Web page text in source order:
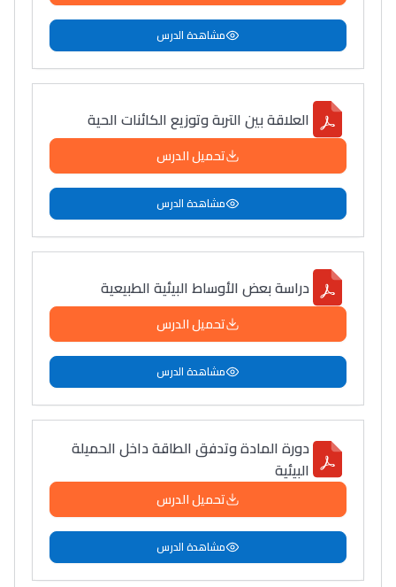
مشاهدة الدرس
العلاقة بين التربة وتوزيع الكائنات الحية
تحميل الدرس
مشاهدة الدرس
دراسة بعض الأوساط البيئية الطبيعية
تحميل الدرس
مشاهدة الدرس
دورة المادة وتدفق الطاقة داخل الحميلة
البيئية
تحميل الدرس
مشاهدة الدرس